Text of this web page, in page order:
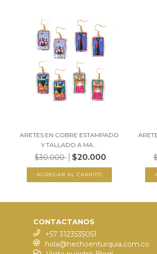
ARETES EN COBRE ESTAMPADO
Y TALLADO A MA...
$30.000 $20.000
CONTACTANOS
+57 3123535051
hola@hechoenturquia.com.co